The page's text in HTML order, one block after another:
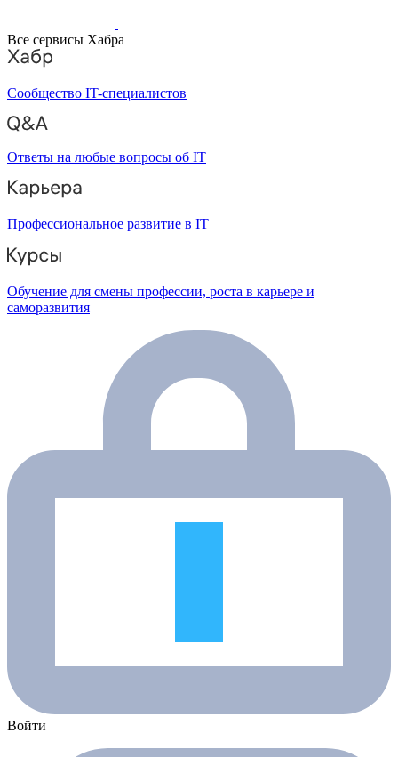
Все сервисы Хабра
Сообщество IT-специалистов
Ответы на любые вопросы об IT
Профессиональное развитие в IT
Обучение для смены профессии, роста в карьере и
саморазвития
Войти